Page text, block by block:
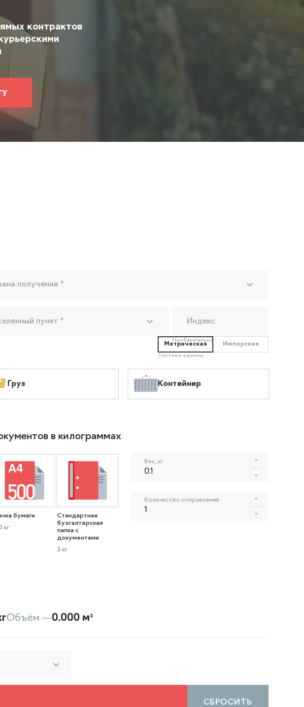
контрактов
получения *
пункт * Индекс
Необязательно
Метрическая Имперская
Система единиц
Груз Контейнер
в килограммах
бумаги
кг
Стандартная
бухгалтерская
папка с
документами
3 кг
Вес, кг
Количество отправлений
Объём —0.000 м³
СБРОСИТЬ